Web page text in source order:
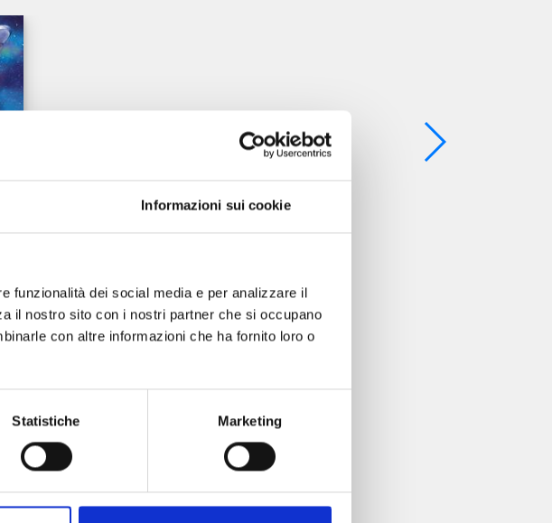
Informazioni sui cookie
funzionalità dei social media e per analizzare il
il nostro sito con i nostri partner che si occupano
con altre informazioni che ha fornito loro o
Statistiche Marketing